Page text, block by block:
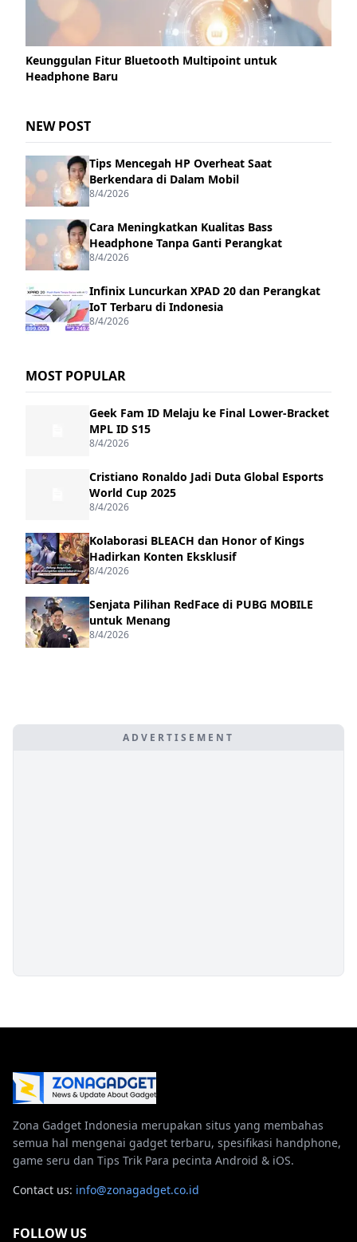
Keunggulan Fitur Bluetooth Multipoint untuk
Headphone Baru
NEW POST
Tips Mencegah HP Overheat Saat
Berkendara di Dalam Mobil
8/4/2026
Cara Meningkatkan Kualitas Bass
Headphone Tanpa Ganti Perangkat
8/4/2026
Infinix Luncurkan XPAD 20 dan Perangkat
IoT Terbaru di Indonesia
8/4/2026
MOST POPULAR
Geek Fam ID Melaju ke Final Lower-Bracket
MPL ID S15
8/4/2026
Cristiano Ronaldo Jadi Duta Global Esports
World Cup 2025
8/4/2026
Kolaborasi BLEACH dan Honor of Kings
Hadirkan Konten Eksklusif
8/4/2026
Senjata Pilihan RedFace di PUBG MOBILE
untuk Menang
8/4/2026
ADVERTISEMENT
Zona Gadget Indonesia merupakan situs yang membahas
semua hal mengenai gadget terbaru, spesifikasi handphone,
game seru dan Tips Trik Para pecinta Android & iOS.
Contact us: info@zonagadget.co.id
FOLLOW US